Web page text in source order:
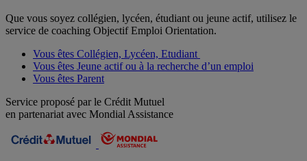
Que vous soyez collégien, lycéen, étudiant ou jeune actif, utilisez le
service de coaching Objectif Emploi Orientation.
Vous êtes Collégien, Lycéen, Etudiant
Vous êtes Jeune actif ou à la recherche d’un emploi
Vous êtes Parent
Service proposé par le Crédit Mutuel
en partenariat avec Mondial Assistance